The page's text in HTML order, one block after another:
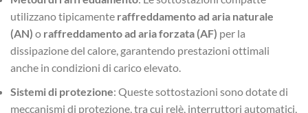
utilizzano tipicamente raffreddamento ad aria naturale
(AN) o raffreddamento ad aria forzata (AF) per la
dissipazione del calore, garantendo prestazioni ottimali
anche in condizioni di carico elevato.
Sistemi di protezione: Queste sottostazioni sono dotate di
meccanismi di protezione, tra cui relè, interruttori automatici,